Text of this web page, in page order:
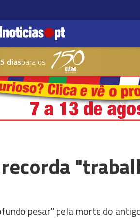
diaspara os
pesar" pela morte do